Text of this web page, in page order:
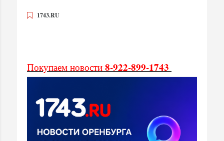
1743.RU
Покупаем новости 8-922-899-1743